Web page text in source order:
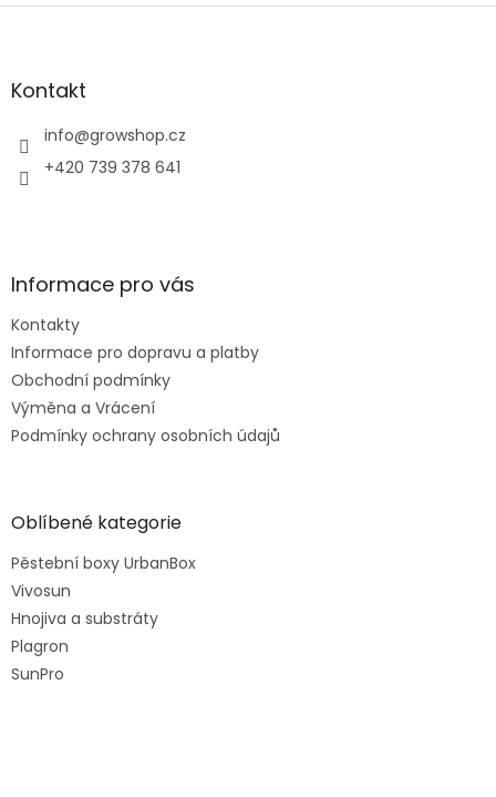
Z
aKontakt
info@growshop.cz
+420 739 378 641
Informace pro vás
Kontakty
Informace pro dopravu a platby
Obchodní podmínky
Výměna a Vrácení
Podmínky ochrany osobních údajů
Oblíbené kategorie
Pěstební boxy UrbanBox
Vivosun
Hnojiva a substráty
Plagron
SunPro